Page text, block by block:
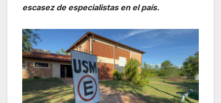
escasez de especialistas en el país.